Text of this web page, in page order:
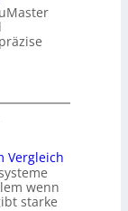
Vergleich
wenn
starke